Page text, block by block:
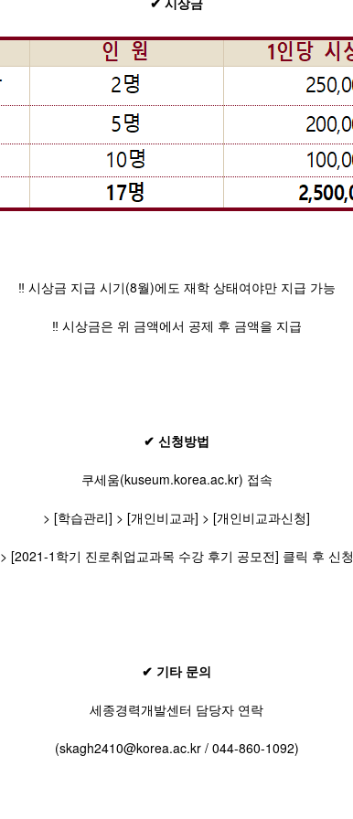
‼ 시상금 지급 시기(8월)에도 재학 상태여야만 지급 가능
‼ 시상금은 위 금액에서 공제 후 금액을 지급
✔ 신청방법
쿠세움(kuseum.korea.ac.kr) 접속
> [학습관리] > [개인비교과] > [개인비교과신청]
> [2021-1학기 진로취업교과목 수강 후기 공모전] 클릭 후 신청
✔ 기타 문의
세종경력개발센터 담당자 연락
(skagh2410@korea.ac.kr / 044-860-1092)